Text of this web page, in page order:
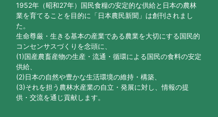
1952年（昭和27年）国民食糧の安定的な供給と日本の農林
業を育てることを目的に「日本農民新聞」は創刊されまし
た。
生命尊厳・生きる基本の産業である農業を大切にする国民的
コンセンサスづくりを念頭に、
(1)国産農畜産物の生産・流通・循環による国民の食料の安定
供給、
(2)日本の自然や豊かな生活環境の維持・構築、
(3)それを担う農林水産業の自立・発展に対し、情報の提
供・交流を通じ貢献します。